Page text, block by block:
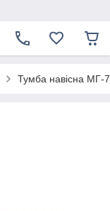
Тумба навісна МГ-